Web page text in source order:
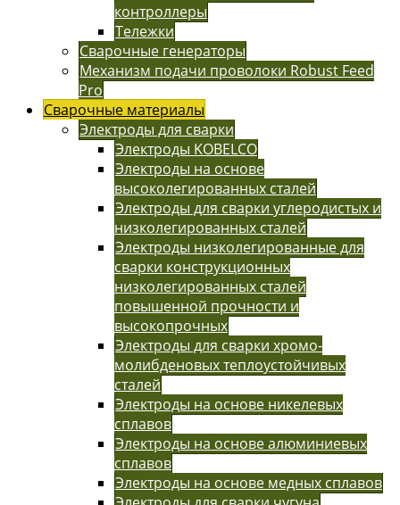
контроллеры
Тележки
Сварочные генераторы
Механизм подачи проволоки Robust Feed
Pro
Сварочные материалы
Электроды для сварки
Электроды KOBELCO
Электроды на основе
высоколегированных сталей
Электроды для сварки углеродистых и
низколегированных сталей
Электроды низколегированные для
сварки конструкционных
низколегированных сталей
повышенной прочности и
высокопрочных
Электроды для сварки хромо-
молибденовых теплоустойчивых
сталей
Электроды на основе никелевых
сплавов
Электроды на основе алюминиевых
сплавов
Электроды на основе медных сплавов